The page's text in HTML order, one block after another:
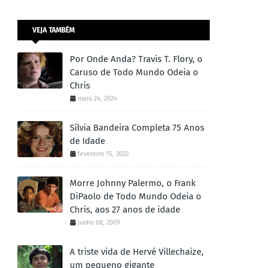
VEJA TAMBÉM
Por Onde Anda? Travis T. Flory, o
Caruso de Todo Mundo Odeia o
Chris
maio 24, 2024
Sílvia Bandeira Completa 75 Anos
de Idade
fevereiro 15, 2022
Morre Johnny Palermo, o Frank
DiPaolo de Todo Mundo Odeia o
Chris, aos 27 anos de idade
junho 08, 2009
A triste vida de Hervé Villechaize,
um pequeno gigante